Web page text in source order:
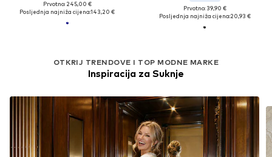
Prvotno: 245,00 €
Posljednja najniža cijena:143,20 €
Prvotno: 39,90 €
Posljednja najniža cijena:20,93 €
OTKRIJ TRENDOVE I TOP MODNE MARKE
Inspiracija za Suknje